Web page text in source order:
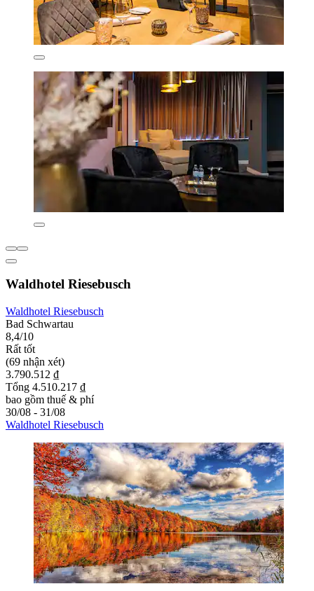
Waldhotel Riesebusch
Waldhotel Riesebusch
Bad Schwartau
8,4/10
Rất tốt
(69 nhận xét)
3.790.512 ₫
Tổng 4.510.217 ₫
bao gồm thuế & phí
30/08 - 31/08
Waldhotel Riesebusch